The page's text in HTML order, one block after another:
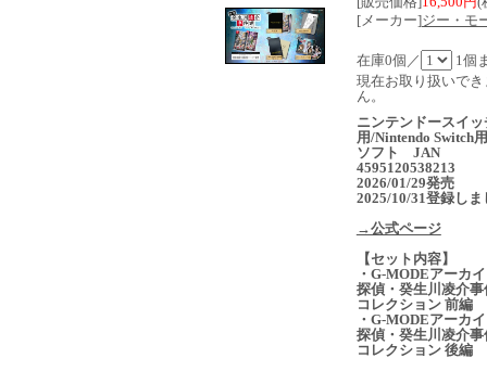
[メーカー]ジー・モ
在庫0個／
1個
現在お取り扱いでき
ん。
ニンテンドースイッ
用/Nintendo Switch
ソフト JAN
4595120538213
2026/01/29発売
2025/10/31登録しま
→公式ページ
【セット内容】
・G-MODEアーカ
探偵・癸生川凌介事
コレクション 前編
・G-MODEアーカ
探偵・癸生川凌介事
コレクション 後編